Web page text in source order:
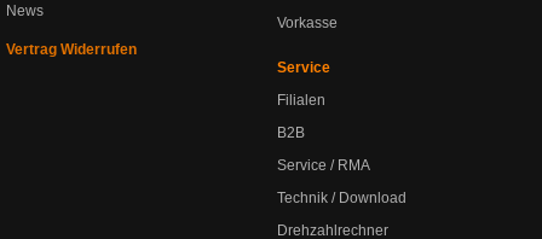
News
Vertrag Widerrufen
Vorkasse
Service
Filialen
B2B
Service / RMA
Technik / Download
Drehzahlrechner